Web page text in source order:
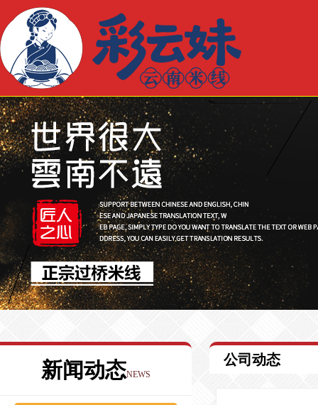
新闻动态NEWS
公司动态